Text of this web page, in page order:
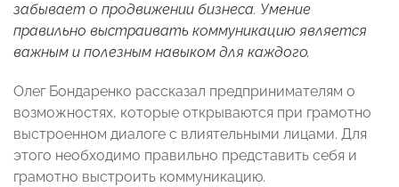
забывает о продвижении бизнеса. Умение
правильно выстраивать коммуникацию является
важным и полезным навыком для каждого.
Олег Бондаренко рассказал предпринимателям о
возможностях, которые открываются при грамотно
выстроенном диалоге с влиятельными лицами. Для
этого необходимо правильно представить себя и
грамотно выстроить коммуникацию.